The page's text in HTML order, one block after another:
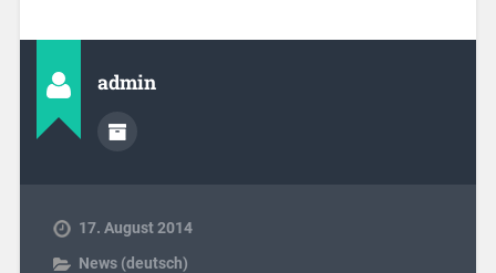
admin
17. August 2014
News (deutsch)